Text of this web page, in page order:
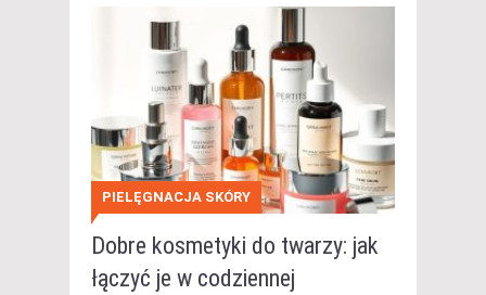
PIELĘGNACJA SKÓRY
Dobre kosmetyki do twarzy: jak
łączyć je w codziennej